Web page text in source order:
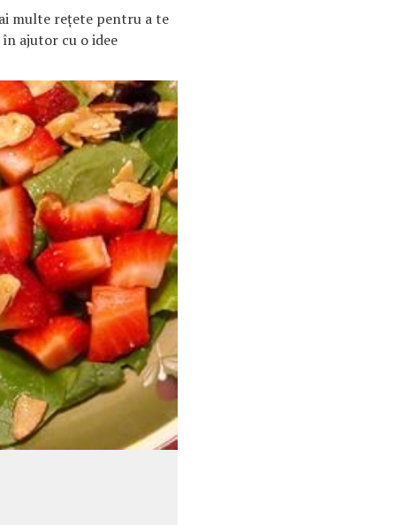
multe reţete pentru a te
ajutor cu o idee